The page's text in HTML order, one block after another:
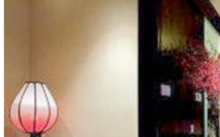
Voyager en Chine avec votre drone
Vaccins pour votre voyage en Chine